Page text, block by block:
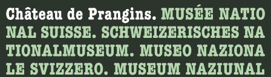
Ricerca
Qui è possibile cercare i contenuti della pagina.